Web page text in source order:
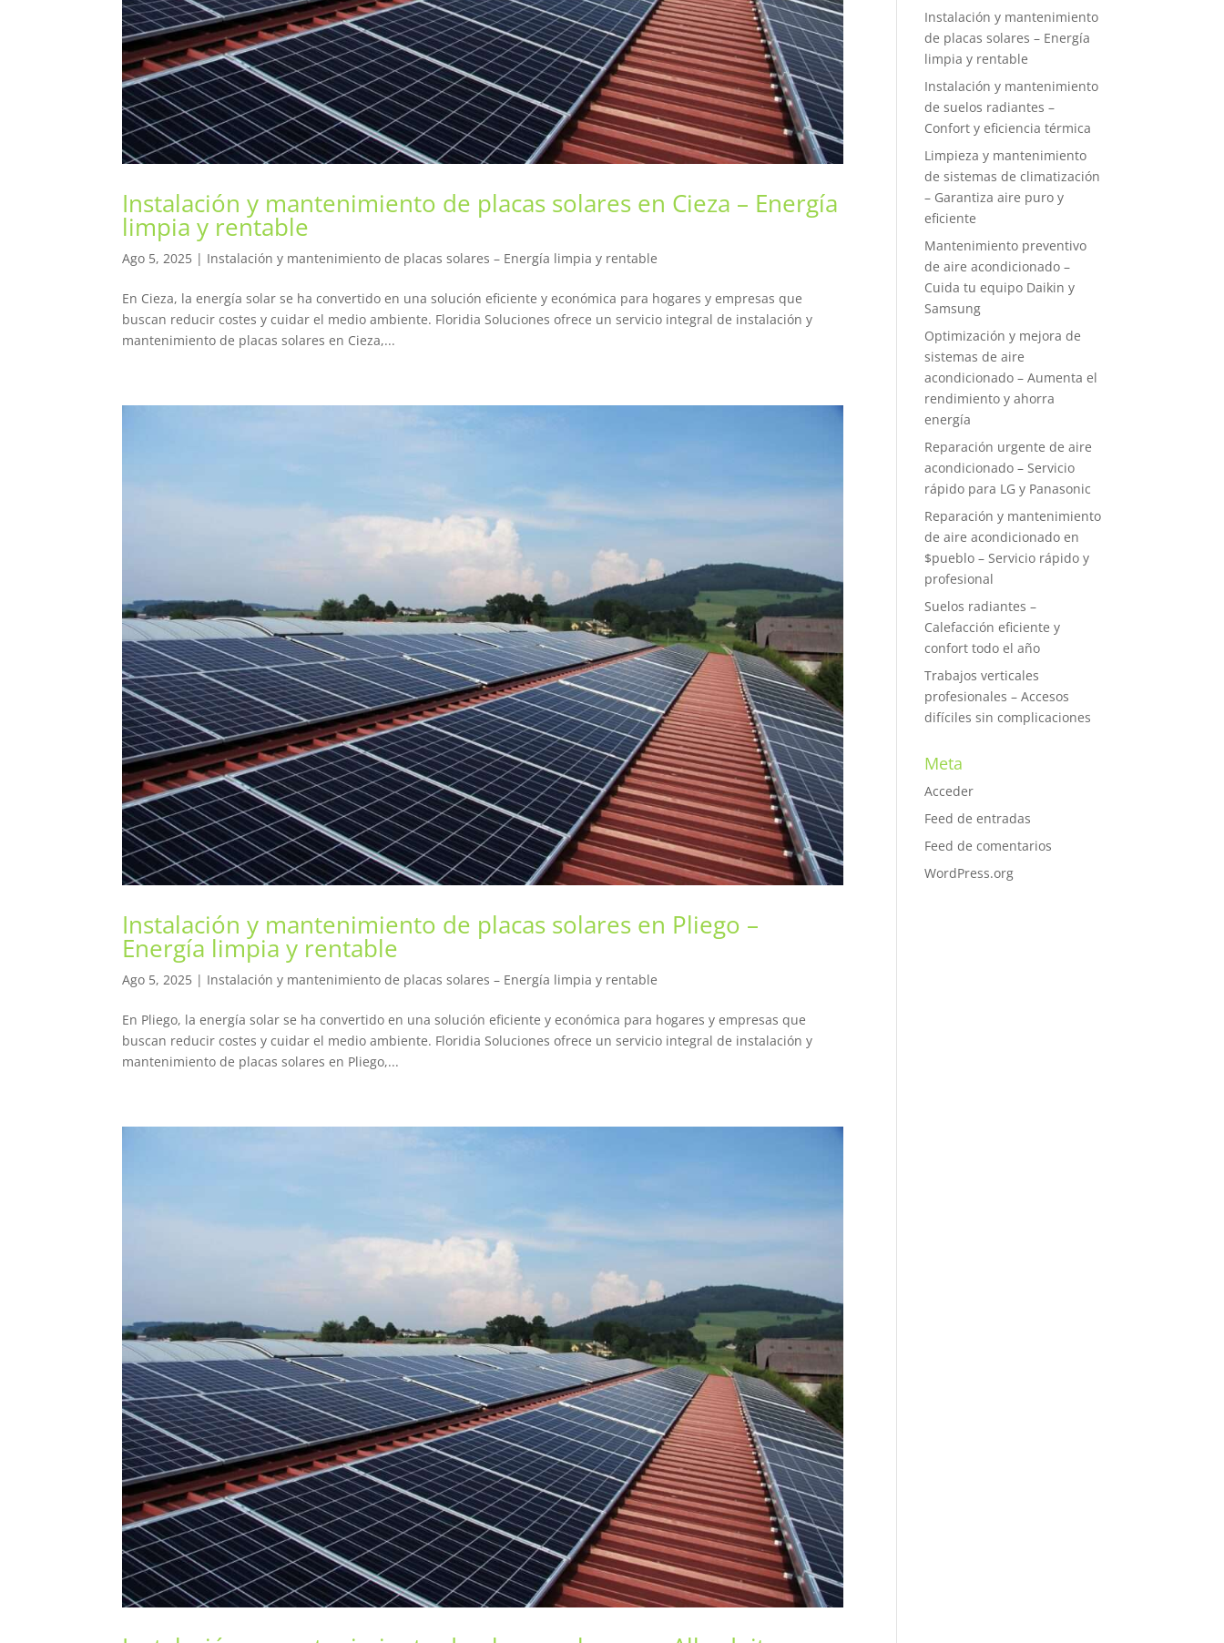
Instalación y mantenimiento de placas solares en Cieza – Energía
limpia y rentable
Ago 5, 2025 | Instalación y mantenimiento de placas solares – Energía limpia y rentable
En Cieza, la energía solar se ha convertido en una solución eficiente y económica para hogares y empresas que
buscan reducir costes y cuidar el medio ambiente. Floridia Soluciones ofrece un servicio integral de instalación y
mantenimiento de placas solares en Cieza,...
Instalación y mantenimiento de placas solares en Pliego –
Energía limpia y rentable
Ago 5, 2025 | Instalación y mantenimiento de placas solares – Energía limpia y rentable
En Pliego, la energía solar se ha convertido en una solución eficiente y económica para hogares y empresas que
buscan reducir costes y cuidar el medio ambiente. Floridia Soluciones ofrece un servicio integral de instalación y
mantenimiento de placas solares en Pliego,...
Instalación y mantenimiento
de placas solares – Energía
limpia y rentable
Instalación y mantenimiento
de suelos radiantes –
Confort y eficiencia térmica
Limpieza y mantenimiento
de sistemas de climatización
– Garantiza aire puro y
eficiente
Mantenimiento preventivo
de aire acondicionado –
Cuida tu equipo Daikin y
Samsung
Optimización y mejora de
sistemas de aire
acondicionado – Aumenta el
rendimiento y ahorra
energía
Reparación urgente de aire
acondicionado – Servicio
rápido para LG y Panasonic
Reparación y mantenimiento
de aire acondicionado en
$pueblo – Servicio rápido y
profesional
Suelos radiantes –
Calefacción eficiente y
confort todo el año
Trabajos verticales
profesionales – Accesos
difíciles sin complicaciones
Meta
Acceder
Feed de entradas
Feed de comentarios
WordPress.org